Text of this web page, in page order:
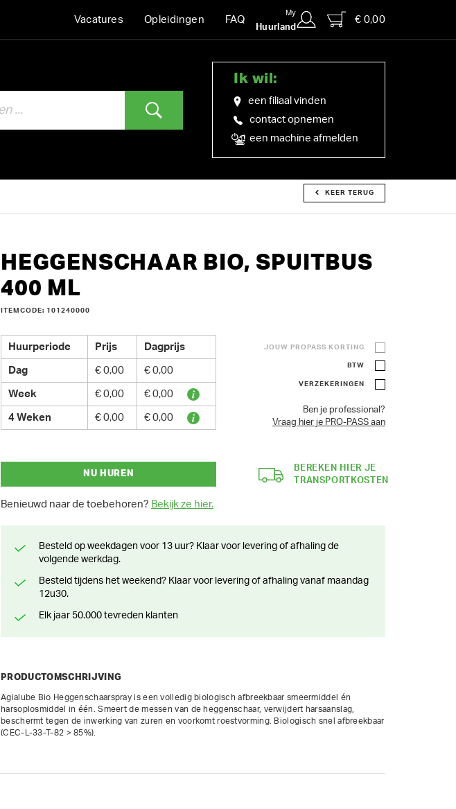
Vacatures Opleidingen FAQ
My
Huurland
€ 0,00
Ik wil:
een filiaal vinden
contact opnemen
een machine afmelden
KEER TERUG
HEGGENSCHAAR BIO, SPUITBUS
400 ML
ITEMCODE: 101240000
Huurperiode Prijs Dagprijs
Dag € 0,00 € 0,00
Week € 0,00 € 0,00
4 Weken € 0,00 € 0,00
JOUW PROPASS KORTING
BTW
VERZEKERINGEN
Ben je professional?
Vraag hier je PRO-PASS aan
NU HUREN
Benieuwd naar de toebehoren? Bekijk ze hier.
BEREKEN HIER JE
TRANSPORTKOSTEN
Besteld op weekdagen voor 13 uur? Klaar voor levering of afhaling de
volgende werkdag.
Besteld tijdens het weekend? Klaar voor levering of afhaling vanaf maandag
12u30.
Elk jaar 50.000 tevreden klanten
PRODUCTOMSCHRIJVING
Agialube Bio Heggenschaarspray is een volledig biologisch afbreekbaar smeermiddel én
harsoplosmiddel in één. Smeert de messen van de heggenschaar, verwijdert harsaanslag,
beschermt tegen de inwerking van zuren en voorkomt roestvorming. Biologisch snel afbreekbaar
(CEC-L-33-T-82 > 85%).